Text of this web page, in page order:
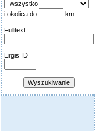
i okolica do km
Fulltext
Ergis ID